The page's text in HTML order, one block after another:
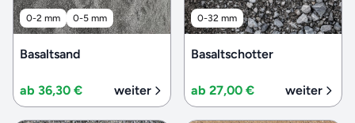
0-2 mm 0-5 mm
Basaltsand
ab 36,30 € weiter
0-32 mm
Basaltschotter
ab 27,00 € weiter